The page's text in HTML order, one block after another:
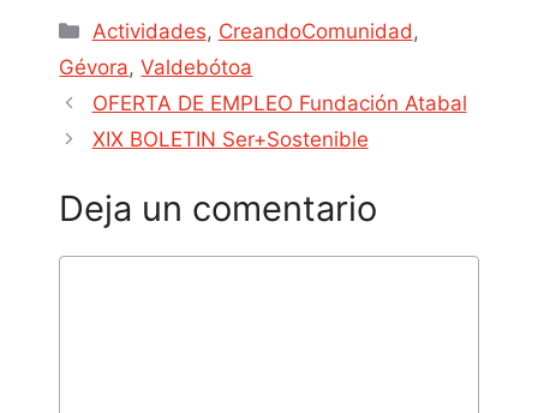
Actividades, CreandoComunidad,
Gévora,Valdebótoa
OFERTA DE EMPLEO Fundación Atabal
XIX BOLETIN Ser+Sostenible
Deja un comentario